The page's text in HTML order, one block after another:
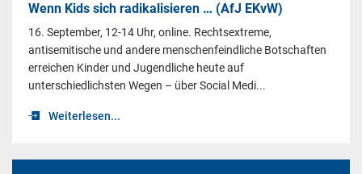
Wenn Kids sich radikalisieren … (AfJ EKvW)
16. September, 12-14 Uhr, online. Rechtsextreme,
antisemitische und andere menschenfeindliche Botschaften
erreichen Kinder und Jugendliche heute auf
unterschiedlichsten Wegen – über Social Medi...
Weiterlesen...